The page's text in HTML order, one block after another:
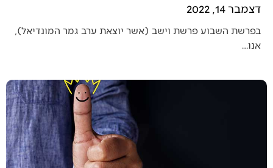
דצמבר 14, 2022
בפרשת השבוע פרשת וישב (אשר יוצאת ערב גמר המונדיאל),
אנו…